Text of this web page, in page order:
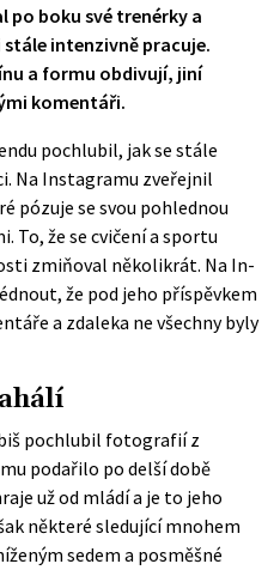
po boku své trenérky a
intenzivně pracuje.
a formu obdivují, jiní
komentáři.
pochlubil, jak se stále
Na Instagramu zveřejnil
pózuje se svou pohlednou
To, že se cvičení a sportu
zmiňoval několikrát. Na In-
že pod jeho příspěvkem
a zdaleka ne všechny byly
pochlubil fotografií z
podařilo po delší době
už od mládí a je to jeho
některé sledující mnohem
sedem a posměšné